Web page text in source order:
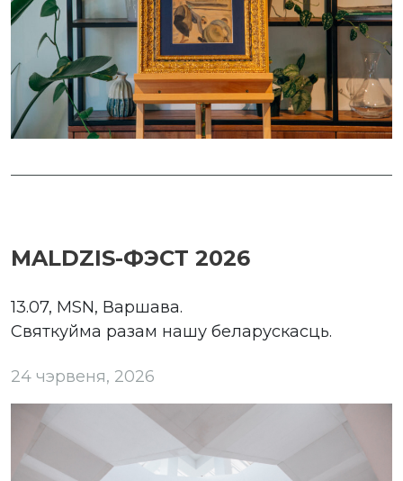
MALDZIS-ФЭСТ 2026
13.07, MSN, Варшава.
Святкуйма разам нашу беларускасць.
24 чэрвеня, 2026